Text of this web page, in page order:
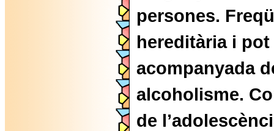
persones.
hereditària i pot
acompanyada
alcoholisme.
de